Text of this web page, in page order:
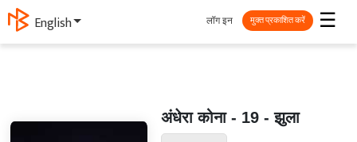
English ☰
लॉग इन मुक्त प्रकाशित करें
अंधेरा कोना - 19 - झुला